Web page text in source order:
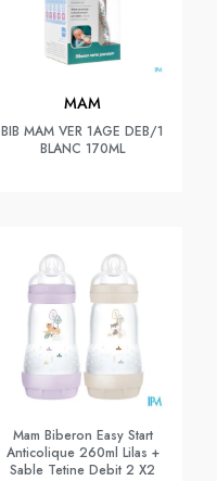
MAM
BIB MAM VER 1AGE DEB/1
BLANC 170ML
Mam Biberon Easy Start
Anticolique 260ml Lilas +
Sable Tetine Debit 2 X2